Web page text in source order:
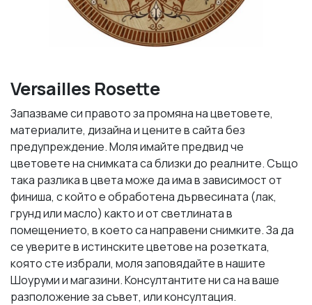
Versailles Rosette
Запазваме си правото за промяна на цветовете,
материалите, дизайна и цените в сайта без
предупреждение. Моля имайте предвид че
цветовете на снимката са близки до реалните. Също
така разлика в цвета може да има в зависимост от
финиша, с който е обработена дървесината (лак,
грунд или масло) както и от светлината в
помещението, в което са направени снимките. За да
се уверите в истинските цветове на розетката,
която сте избрали, моля заповядайте в нашите
Шоуруми и магазини. Консултантите ни са на ваше
разположение за съвет, или консултация.